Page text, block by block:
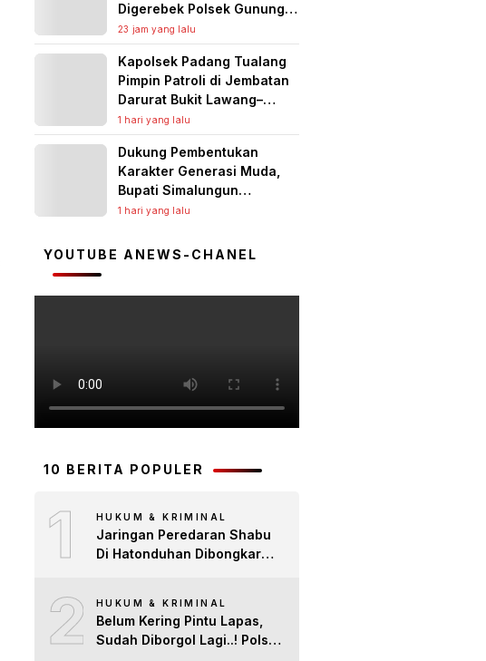
Digerebek Polsek Gunung
Malela di Tempat Hiburan
Malam, Jaringan Medan
Diburu
23 jam yang lalu
Kapolsek Padang Tualang
Pimpin Patroli di Jembatan
Darurat Bukit Lawang–
Tangkahan, Pastikan
Kamtibmas Aman dan Arus
Lalu Lintas Lancar
1 hari yang lalu
Dukung Pembentukan
Karakter Generasi Muda,
Bupati Simalungun
Berangkatkan 38 Anggota
Nasional XII Tahun 2026
1 hari yang lalu
YOUTUBE ANEWS-CHANEL
10 BERITA POPULER
1 HUKUM & KRIMINAL
Jaringan Peredaran Shabu
Di Hatonduhan Dibongkar
2 HUKUM & KRIMINAL
Belum Kering Pintu Lapas,
Sudah Diborgol Lagi..! Polsek